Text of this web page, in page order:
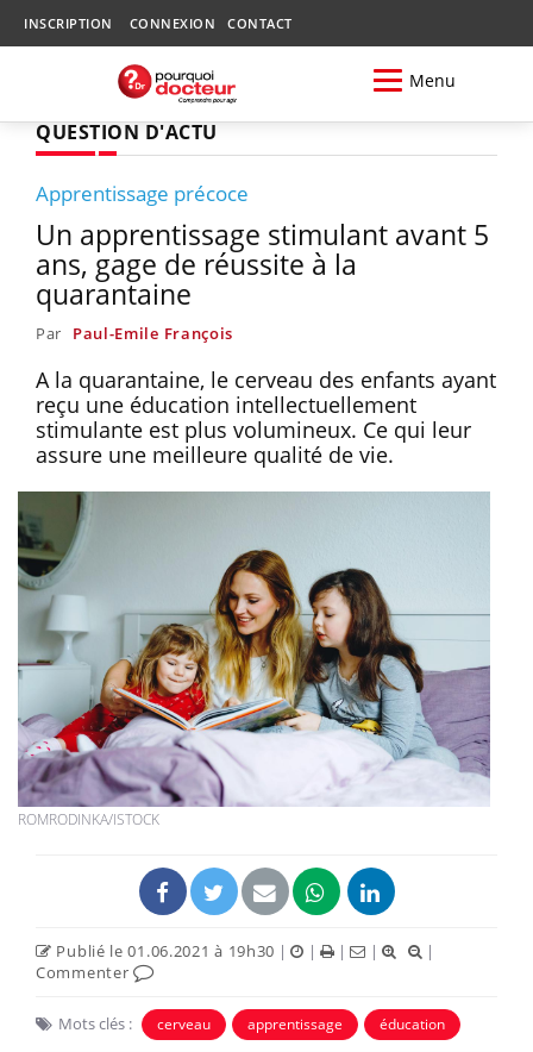
INSCRIPTION CONNEXION CONTACT
Menu
QUESTION D'ACTU
Apprentissage précoce
Un apprentissage stimulant avant 5
ans, gage de réussite à la
quarantaine
Par Paul-Emile François
A la quarantaine, le cerveau des enfants ayant
reçu une éducation intellectuellement
stimulante est plus volumineux. Ce qui leur
assure une meilleure qualité de vie.
ROMRODINKA/ISTOCK
Publié le 01.06.2021 à 19h30 | | | |
|
Commenter
Mots clés : cerveau apprentissage éducation